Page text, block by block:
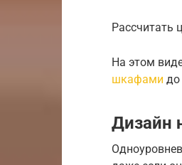
Рассчитать
На этом
шкафами до
Дизайн